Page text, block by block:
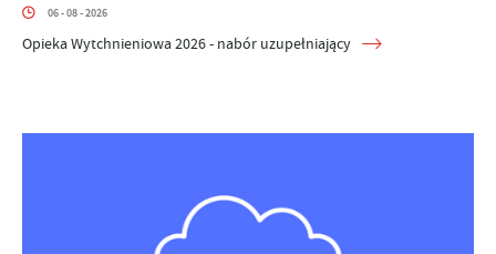
06 - 08 - 2026
Opieka Wytchnieniowa 2026 - nabór uzupełniający